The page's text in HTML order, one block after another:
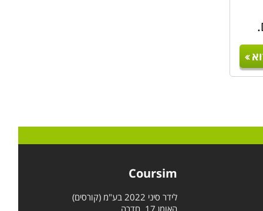
Coursim
לידר סיני 2022 בע"מ (קורסים)
האומן 17, חדרה